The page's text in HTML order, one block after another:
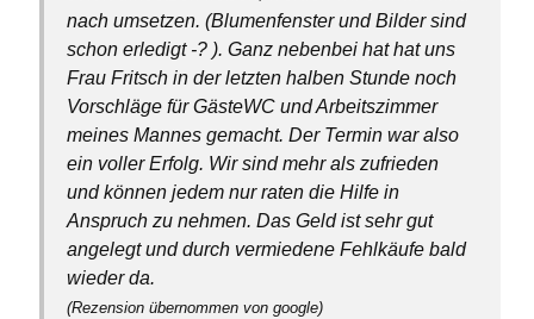
nach umsetzen. (Blumenfenster und Bilder sind
schon erledigt -? ). Ganz nebenbei hat hat uns
Frau Fritsch in der letzten halben Stunde noch
Vorschläge für GästeWC und Arbeitszimmer
meines Mannes gemacht. Der Termin war also
ein voller Erfolg. Wir sind mehr als zufrieden
und können jedem nur raten die Hilfe in
Anspruch zu nehmen. Das Geld ist sehr gut
angelegt und durch vermiedene Fehlkäufe bald
wieder da.
(Rezension übernommen von google)